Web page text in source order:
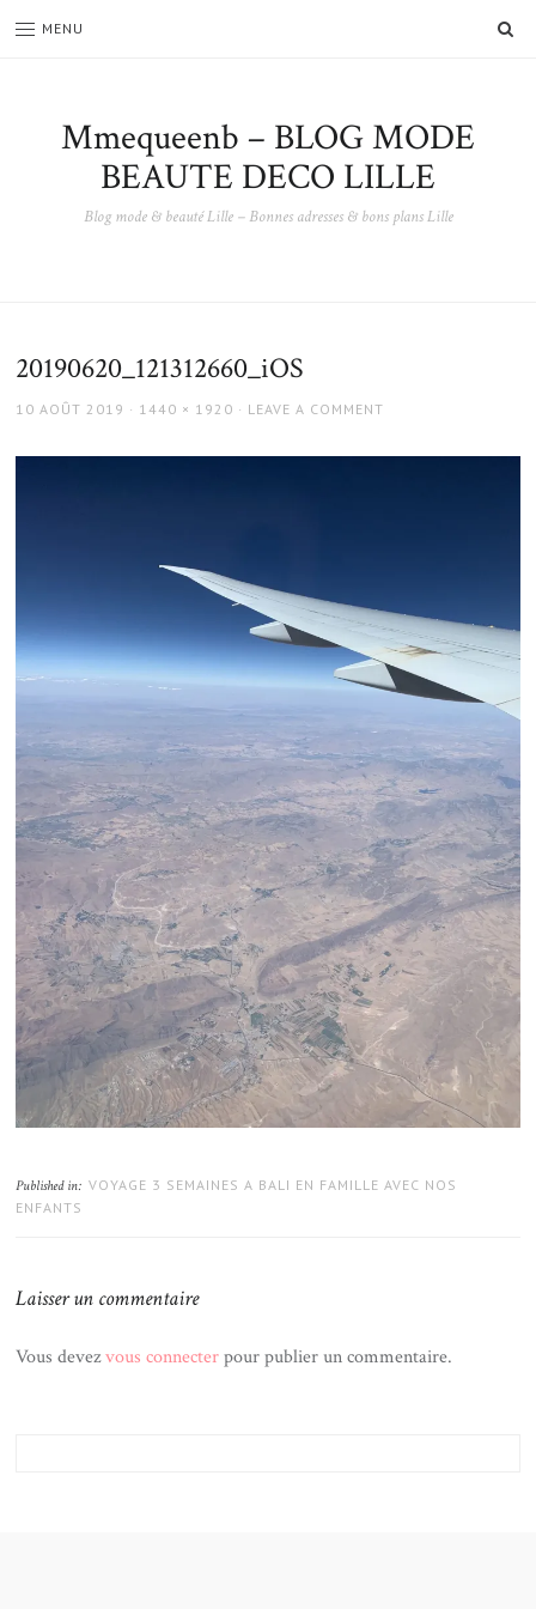
MENU
Mmequeenb – BLOG MODE
BEAUTE DECO LILLE
Blog mode & beauté Lille – Bonnes adresses & bons plans Lille
20190620_121312660_iOS
POSTED
10 AOÛT 2019
FULL
1440 × 1920 LEAVE A COMMENT
Published in: VOYAGE 3 SEMAINES A BALI EN FAMILLE AVEC NOS
ENFANTS
Laisser un commentaire
Vous devezvous connecterpour publier un commentaire.